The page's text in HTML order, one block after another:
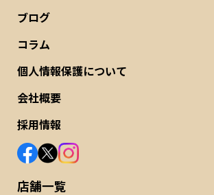
ブログ
コラム
個人情報保護について
会社概要
採用情報
店舗一覧